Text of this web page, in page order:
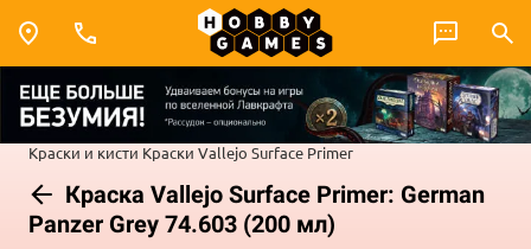
Краски и кисти Краски Vallejo Surface Primer
Краска Vallejo Surface Primer: German
Panzer Grey 74.603 (200 мл)